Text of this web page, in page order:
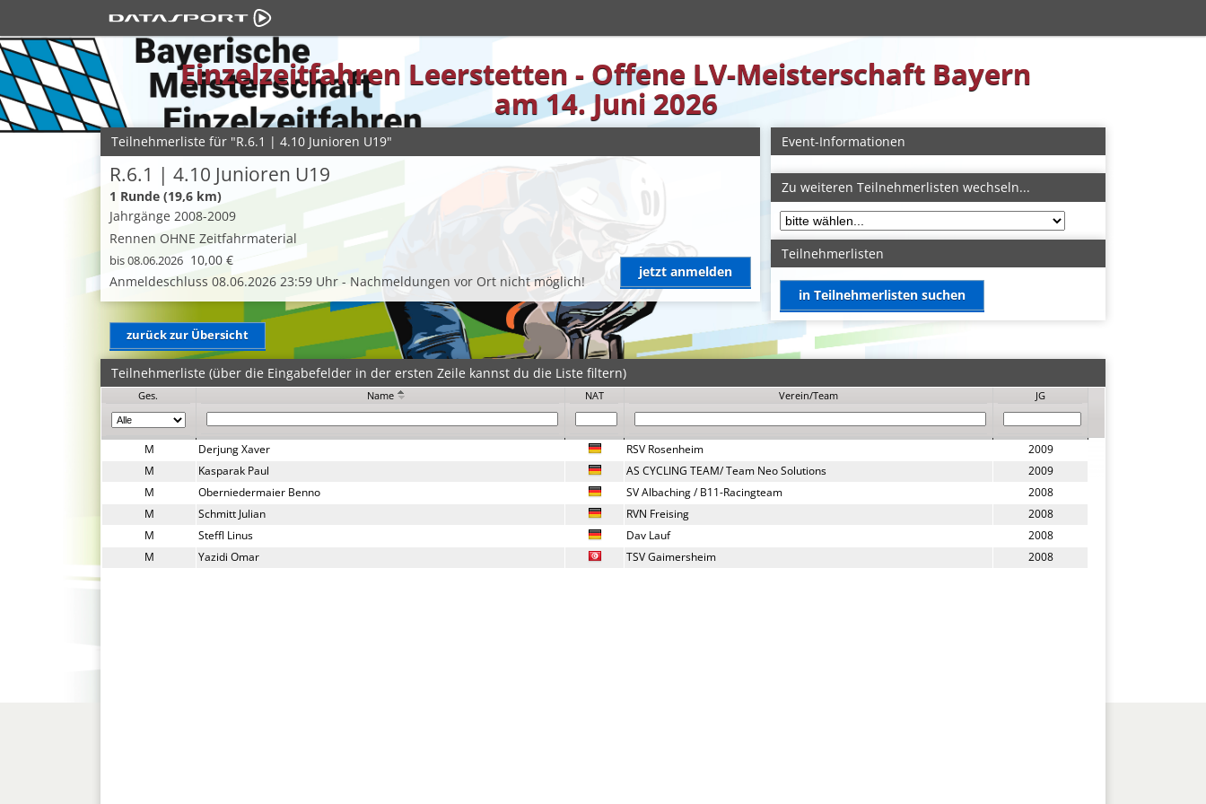
Einzelzeitfahren Leerstetten - Offene LV-Meisterschaft Bayern
am 14. Juni 2026
Teilnehmerliste für "R.6.1 | 4.10 Junioren U19"
R.6.1 | 4.10 Junioren U19
1 Runde (19,6 km)
Jahrgänge 2008-2009
Rennen OHNE Zeitfahrmaterial
bis 08.06.2026 10,00 €
Anmeldeschluss 08.06.2026 23:59 Uhr - Nachmeldungen vor Ort nicht möglich!
jetzt anmelden
zurück zur Übersicht
Event-Informationen
Zu weiteren Teilnehmerlisten wechseln...
Teilnehmerlisten
in Teilnehmerlisten suchen
Teilnehmerliste (über die Eingabefelder in der ersten Zeile kannst du die Liste filtern)
Ges. Name NAT Verein/Team JG
M Derjung Xaver RSV Rosenheim
2009
M
Kasparak Paul AS CYCLING TEAM/ Team Neo Solutions
2009
M
Oberniedermaier Benno SV Albaching / B11-Racingteam
2008
M
Schmitt Julian RVN Freising
2008
M
Steffl Linus Dav Lauf
2008
M
Yazidi Omar TSV Gaimersheim 2008